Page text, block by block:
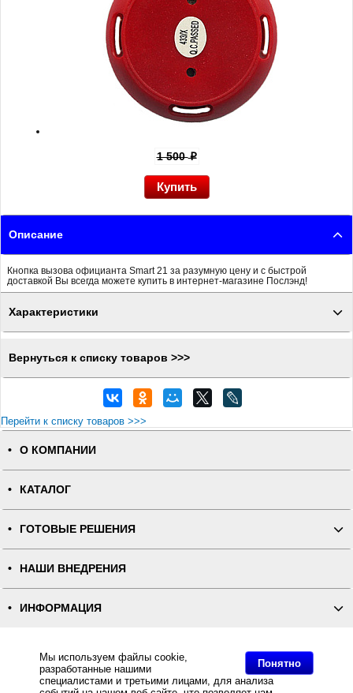
Понятно
Мы используем файлы cookie,
разработанные нашими
специалистами и третьими лицами, для анализа
1 500p
Описание
Кнопка вызова официанта Smart 21 за разумную цену и с быстрой
доставкой Вы всегда можете купить в интернет-магазине Послэнд!
Характеристики
Вернуться к списку товаров >>>
Перейти к списку товаров >>>
О КОМПАНИИ
КАТАЛОГ
ГОТОВЫЕ РЕШЕНИЯ
НАШИ ВНЕДРЕНИЯ
ИНФОРМАЦИЯ
ПОЛНАЯ ВЕРСИЯ